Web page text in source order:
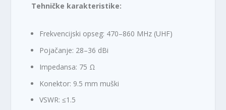
Tehničke karakteristike:
Frekvencijski opseg: 470–860 MHz (UHF)
Pojačanje: 28–36 dBi
Impedansa: 75 Ω
Konektor: 9.5 mm muški
VSWR: ≤1.5